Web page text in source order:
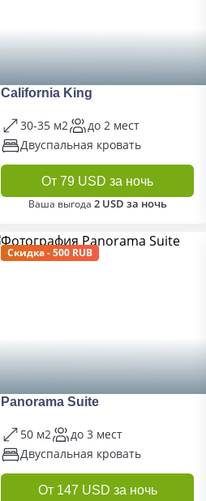
California King
30-35 м2
до 2 мест
Двуспальная кровать
От 79 USD за ночь
Ваша выгода 2 USD за ночь
Скидка - 500 RUB
Panorama Suite
50 м2
до 3 мест
Двуспальная кровать
От 147 USD за ночь